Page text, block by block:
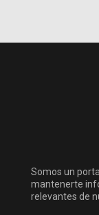
Somos un
mantenerte
relevantes de